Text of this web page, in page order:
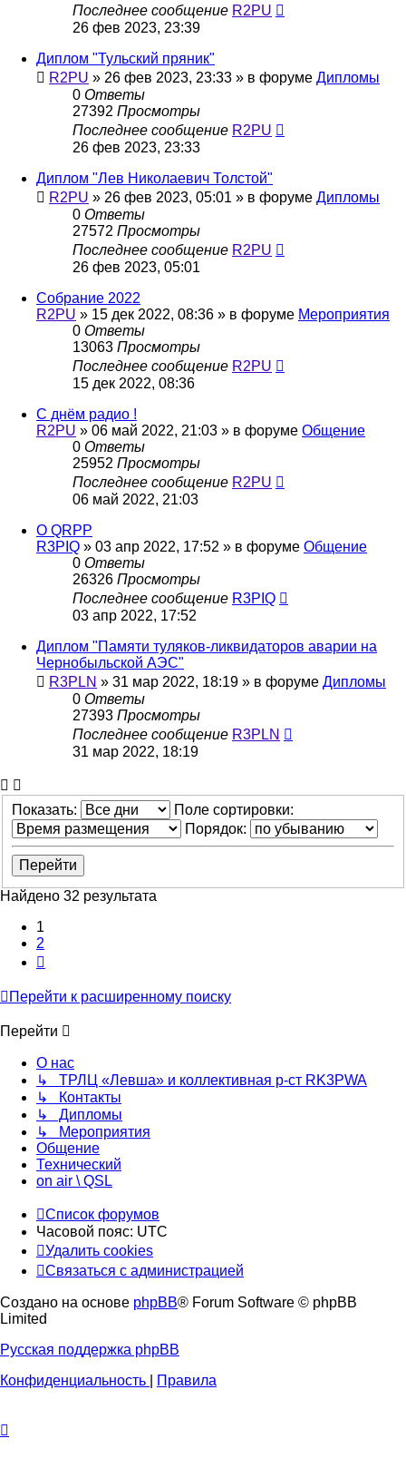
Последнее сообщение R2PU
26 фев 2023, 23:39
Диплом "Тульский пряник"
R2PU » 26 фев 2023, 23:33 » в форуме Дипломы
0 Ответы
27392 Просмотры
Последнее сообщение R2PU
26 фев 2023, 23:33
Диплом "Лев Николаевич Толстой"
R2PU » 26 фев 2023, 05:01 » в форуме Дипломы
0 Ответы
27572 Просмотры
Последнее сообщение R2PU
26 фев 2023, 05:01
Собрание 2022
R2PU » 15 дек 2022, 08:36 » в форуме Мероприятия
0 Ответы
13063 Просмотры
Последнее сообщение R2PU
15 дек 2022, 08:36
С днём радио !
R2PU » 06 май 2022, 21:03 » в форуме Общение
0 Ответы
25952 Просмотры
Последнее сообщение R2PU
06 май 2022, 21:03
О QRPP
R3PIQ » 03 апр 2022, 17:52 » в форуме Общение
0 Ответы
26326 Просмотры
Последнее сообщение R3PIQ
03 апр 2022, 17:52
Диплом "Памяти туляков-ликвидаторов аварии на
Чернобыльской АЭС"
R3PLN » 31 мар 2022, 18:19 » в форуме Дипломы
0 Ответы
27393 Просмотры
Последнее сообщение R3PLN
31 мар 2022, 18:19
Показать:
Поле сортировки:
Порядок:
Найдено 32 результата
1
2
Перейти к расширенному поиску
Перейти
О нас
↳ ТРЛЦ «Левша» и коллективная р-ст RK3PWA
↳ Контакты
↳ Дипломы
↳ Мероприятия
Общение
Технический
on air \ QSL
Список форумов
Часовой пояс: UTC
Удалить cookies
Связаться с администрацией
Создано на основе phpBB® Forum Software © phpBB
Limited
Русская поддержка phpBB
Конфиденциальность
Правила